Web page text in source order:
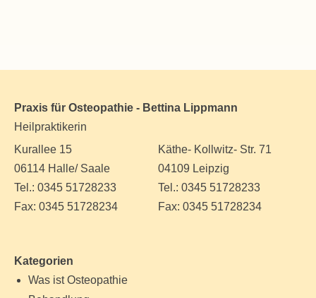
Praxis für Osteopathie - Bettina Lippmann
Heilpraktikerin
Kurallee 15
06114 Halle/ Saale
Tel.: 0345 51728233
Fax: 0345 51728234
Käthe- Kollwitz- Str. 71
04109 Leipzig
Tel.: 0345 51728233
Fax: 0345 51728234
Kategorien
Was ist Osteopathie